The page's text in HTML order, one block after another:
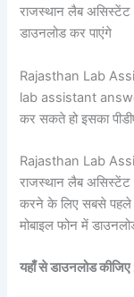
राजस्थान लैब
डाउनलोड कर पाएंगे
Rajasthan Lab
lab assistant
कर सकते हो इसका
Rajasthan Lab
राजस्थान लैब
करने के लिए सबसे पहले
मोबाइल फोन में
यहाँ से डाउनलोड